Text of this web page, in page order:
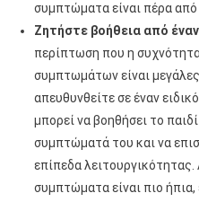
συμπτώματα είναι πέρα από
Ζητήστε βοήθεια από έναν
περίπτωση που η
συμπτωμάτων είναι
απευθυνθείτε σε έναν
μπορεί να βοηθήσει το
συμπτώματά του και να
επίπεδα
συμπτώματα είναι πιο ήπια,